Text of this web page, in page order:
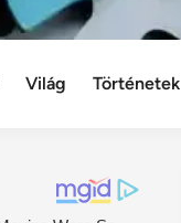
Világ Történetek